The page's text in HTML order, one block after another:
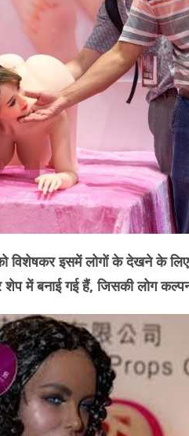
इसमें लोगों के देखने के लिए
में बनाई गई हैं, जिसकी लोग